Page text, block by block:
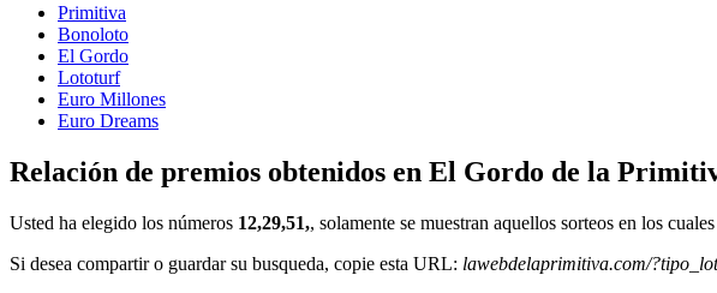
Primitiva
Bonoloto
El Gordo
Lototurf
Euro Millones
Euro Dreams
Relación de premios obtenidos en El Gordo de la
Usted ha elegido los números 12,29,51,, solamente se muestran aquellos sorteos en los
Si desea compartir o guardar su busqueda, copie esta URL: lawebdelaprimitiva.com/